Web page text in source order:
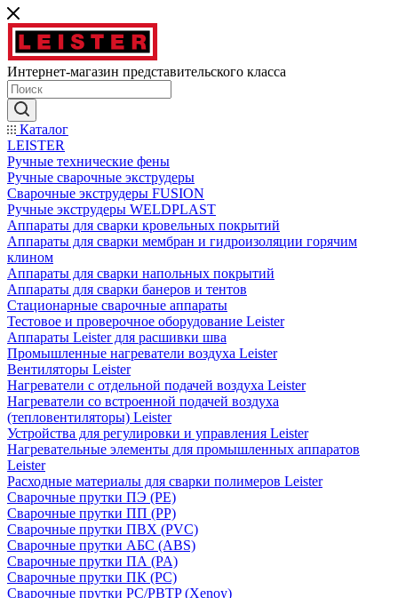
Интернет-магазин представительского класса
Каталог
LEISTER
Ручные технические фены
Ручные сварочные экструдеры
Сварочные экструдеры FUSION
Ручные экструдеры WELDPLAST
Аппараты для сварки кровельных покрытий
Аппараты для сварки мембран и гидроизоляции горячим
клином
Аппараты для сварки напольных покрытий
Аппараты для сварки банеров и тентов
Стационарные сварочные аппараты
Тестовое и проверочное оборудование Leister
Аппараты Leister для расшивки шва
Промышленные нагреватели воздуха Leister
Вентиляторы Leister
Нагреватели с отдельной подачей воздуха Leister
Нагреватели со встроенной подачей воздуха
(тепловентиляторы) Leister
Устройства для регулировки и управления Leister
Нагревательные элементы для промышленных аппаратов
Leister
Расходные материалы для сварки полимеров Leister
Сварочные прутки ПЭ (PE)
Сварочные прутки ПП (PP)
Сварочные прутки ПВХ (PVC)
Сварочные прутки АБС (ABS)
Сварочные прутки ПА (PA)
Сварочные прутки ПК (PC)
Сварочные прутки PC/PBTP (Xenoy)